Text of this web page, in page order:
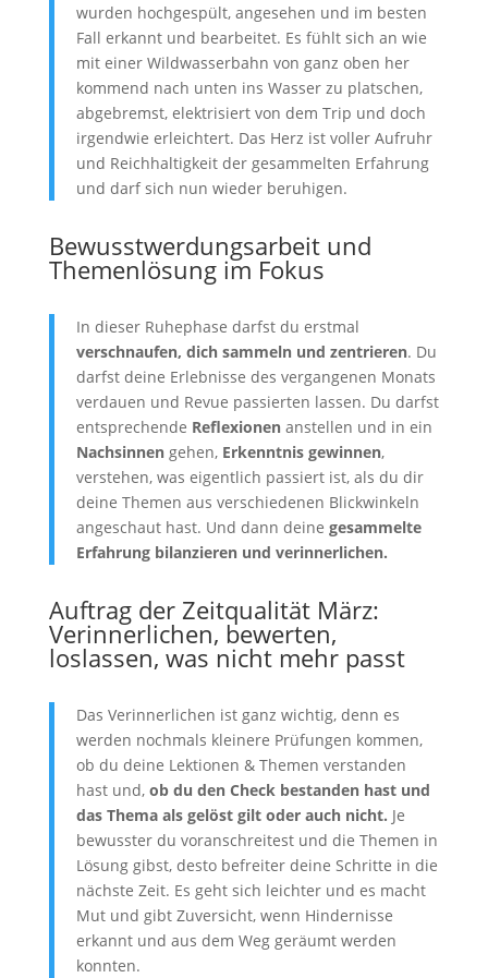
wurden hochgespült, angesehen und im besten
Fall erkannt und bearbeitet. Es fühlt sich an wie
mit einer Wildwasserbahn von ganz oben her
kommend nach unten ins Wasser zu platschen,
abgebremst, elektrisiert von dem Trip und doch
irgendwie erleichtert. Das Herz ist voller Aufruhr
und Reichhaltigkeit der gesammelten Erfahrung
und darf sich nun wieder beruhigen.
Bewusstwerdungsarbeit und
Themenlösung im Fokus
In dieser Ruhephase darfst du erstmal
verschnaufen, dich sammeln und zentrieren. Du
darfst deine Erlebnisse des vergangenen Monats
verdauen und Revue passierten lassen. Du darfst
entsprechende Reflexionenanstellen und in ein
Nachsinnengehen, Erkenntnis gewinnen,
verstehen, was eigentlich passiert ist, als du dir
deine Themen aus verschiedenen Blickwinkeln
angeschaut hast. Und dann deine gesammelte
Erfahrung bilanzieren und verinnerlichen.
Auftrag der Zeitqualität März:
Verinnerlichen, bewerten,
loslassen, was nicht mehr passt
Das Verinnerlichen ist ganz wichtig, denn es
werden nochmals kleinere Prüfungen kommen,
ob du deine Lektionen & Themen verstanden
hast und, ob du den Check bestanden hast und
das Thema als gelöst gilt oder auch nicht. Je
bewusster du voranschreitest und die Themen in
Lösung gibst, desto befreiter deine Schritte in die
nächste Zeit. Es geht sich leichter und es macht
Mut und gibt Zuversicht, wenn Hindernisse
erkannt und aus dem Weg geräumt werden
konnten.